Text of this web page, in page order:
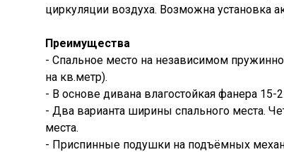
циркуляции воздуха. Возможна установка
Преимущества
- Спальное место на независимом
на кв.метр).
- В основе дивана влагостойкая фанера 15-
- Два варианта ширины спального места.
места.
- Приспинные подушки на подъёмных